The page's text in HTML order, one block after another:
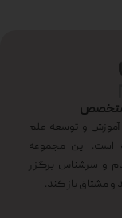
متخصص
و توسعه علم
است. این مجموعه
و سرشناس برگزار
و مشتاق باز کند.